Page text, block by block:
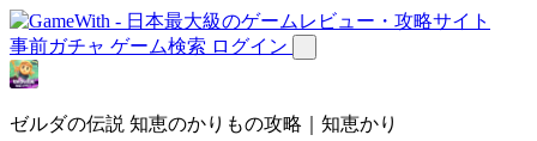
事前ガチャ ゲーム検索 ログイン
ゼルダの伝説 知恵のかりもの攻略｜知恵かり